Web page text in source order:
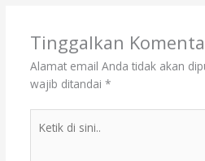
Tinggalkan
Alamat email Anda tidak akan
wajib ditandai *